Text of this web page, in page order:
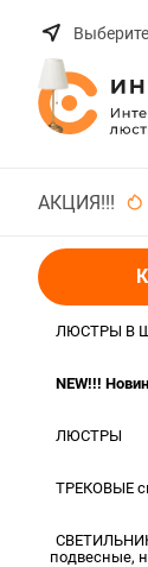
АКЦИЯ!!!
ЛЮСТРЫ В
NEW!!!
ЛЮСТРЫ
ТРЕКОВЫЕ
подвесные,